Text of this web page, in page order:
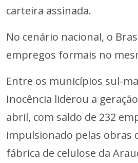
carteira assinada.
No cenário nacional, o
empregos formais no
Entre os municípios sul-
Inocência liderou a
abril, com saldo de 232
impulsionado pelas obras
fábrica de celulose da